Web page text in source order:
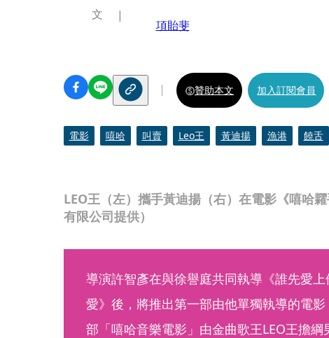
LEO王（左）攜手黃迪揚（右）在電影《嘻哈
有限公司提供）
文
項貽斐
贊助本文 加入訂閱會員
電影 嘻哈 叫賣 Leo王 黃迪揚 漁港 饒舌
導演許智彥在與徐譽庭共同執導《誰先愛
愛》後，將推出第一部由他單獨執導的電
部「嘻哈音樂電影」由金曲歌王LEO王擔